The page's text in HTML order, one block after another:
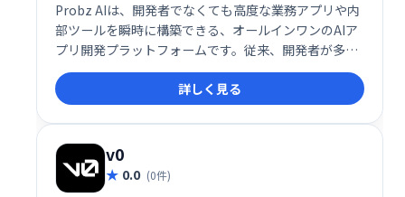
Probz AIは、開発者でなくても高度な業務アプリや内
部ツールを瞬時に構築できる、オールインワンのAIア
プリ開発プラットフォームです。従来、開発者が多く
の時間を費やしていたERPやCRM、顧客ポータル、業
務プロセス自動化ツールといったカスタム業務アプリ
ケーションの構築を、プロンプト入力だけで完結させ
る革新的な仕組みを提供しています。
詳しく見る
v0
0.0 (0件)